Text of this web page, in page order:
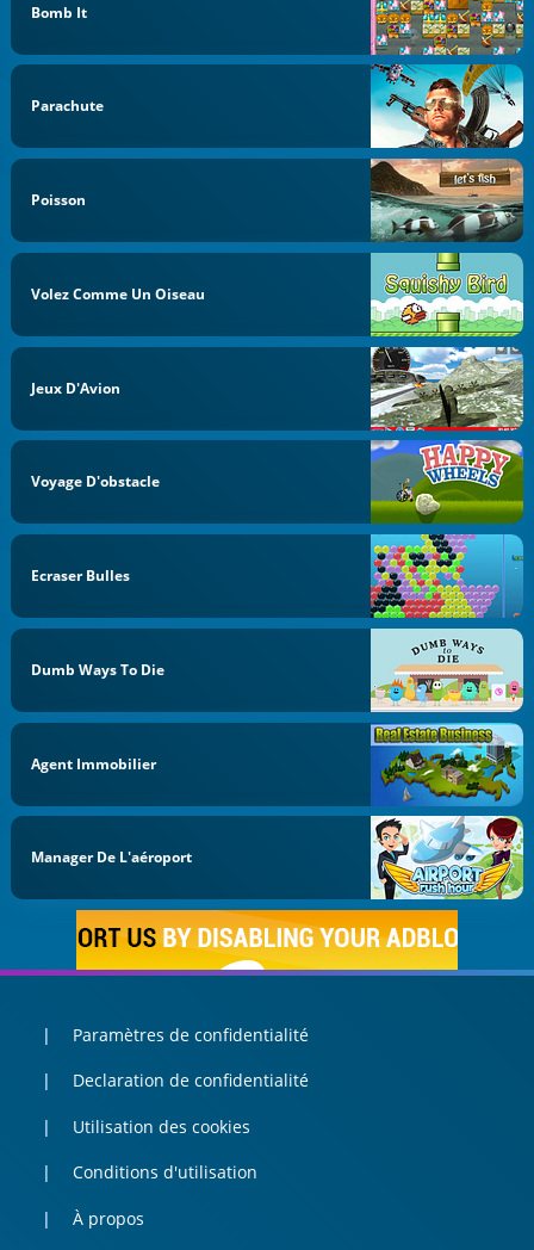
Bomb It
Parachute
Poisson
Volez Comme Un Oiseau
Jeux D'Avion
Voyage D'obstacle
Ecraser Bulles
Dumb Ways To Die
Agent Immobilier
Manager De L'aéroport
Paramètres de confidentialité
Declaration de confidentialité
Utilisation des cookies
Conditions d'utilisation
À propos